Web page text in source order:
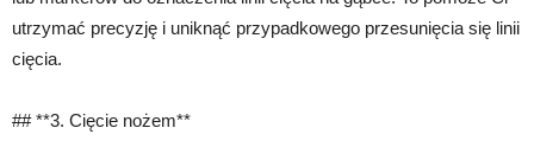
utrzymać precyzję i uniknąć przypadkowego przesunięcia się linii
cięcia.
## **3. Cięcie nożem**